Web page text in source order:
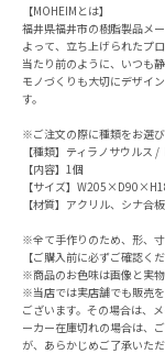
【MOHEIMとは】
福井県福井市の樹脂製品メ
よって、立ち上げられたプ
当たり前のように、いつも
モノづくりも大切にデザイ
す。
※ご注文の際に種類をお選び
【種類】ティラノサウルス /
【内容】1個
【サイズ】
【材質】アクリル、シナ合板
※全て手作りのため、形、
【ご購入前に必ずご確認くだ
※商品のお色味は画像と実
※当店では実店舗でも販売
ございます。その場合は、
ーカー在庫切れの場合は、
が、あらかじめご了承いた